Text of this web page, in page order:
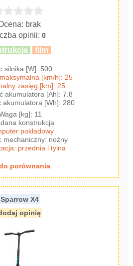
brak
opinii:0
film
silnika [W]: 500
[km/h]: 25
zasięg [km]: 25
akumulatora [Ah]: 7.8
akumulatora [Wh]: 280
[kg]: 11
konstrukcja
pokładowy
mechaniczny: nożny
przednia i tylna
porównania
Sparrow X4
opinię